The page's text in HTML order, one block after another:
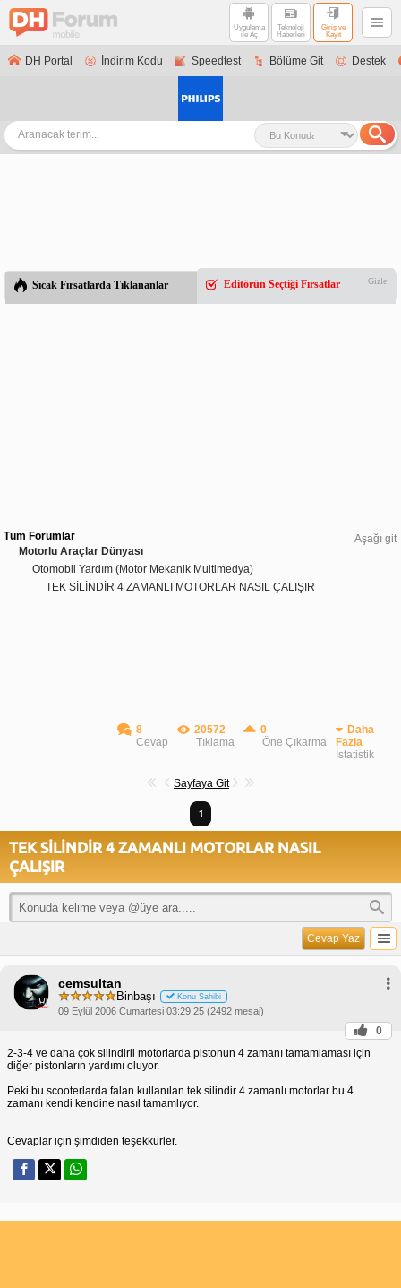
Uygulama
ile Aç
Teknoloji
Haberleri
Giriş ve
Kayıt
DH Portal İndirim Kodu Speedtest Bölüme Git Destek
Sıcak Fırsatlarda Tıklananlar Editörün Seçtiği Fırsatlar Gizle
Aşağı git
Tüm Forumlar
Motorlu Araçlar Dünyası
Otomobil Yardım (Motor Mekanik Multimedya)
TEK SİLİNDİR 4 ZAMANLI MOTORLAR NASIL ÇALIŞIR
8
Cevap
20572
Tıklama
0
Öne Çıkarma
Daha
Fazla
İstatistik
Sayfaya Git
1
TEK SİLİNDİR 4 ZAMANLI MOTORLAR NASIL
ÇALIŞIR
Cevap Yaz
cemsultan
Binbaşı Konu Sahibi
09 Eylül 2006 Cumartesi 03:29:25 (2492 mesaj)
0
2-3-4 ve daha çok silindirli motorlarda pistonun 4 zamanı tamamlaması için
diğer pistonların yardımı oluyor.
Peki bu scooterlarda falan kullanılan tek silindir 4 zamanlı motorlar bu 4
zamanı kendi kendine nasıl tamamlıyor.
Cevaplar için şimdiden teşekkürler.